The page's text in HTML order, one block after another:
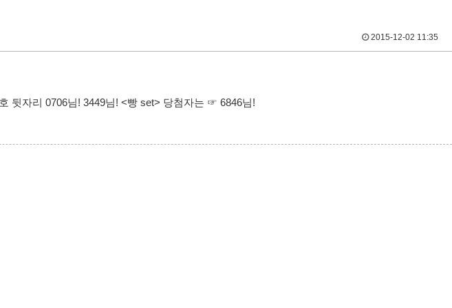
2015-12-02 11:35
뒷자리 0706님! 3449님! <빵 set> 당첨자는 ☞ 6846님!